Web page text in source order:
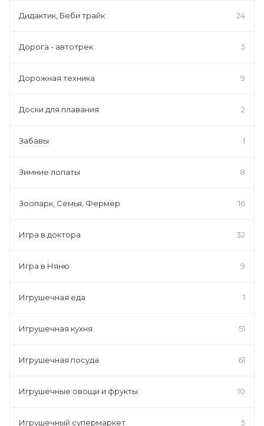
Дидактик, Беби трайк 24
Дорога - автотрек 5
Дорожная техника 9
Доски для плавания 2
Забавы 1
Зимние лопаты 8
Зоопарк, Семья, Фермер 16
Игра в доктора 32
Игра в Няню 9
Игрушечная еда 1
Игрушечная кухня 51
Игрушечная посуда 61
Игрушечные овощи и фрукты 10
Игрушечный супермаркет 5